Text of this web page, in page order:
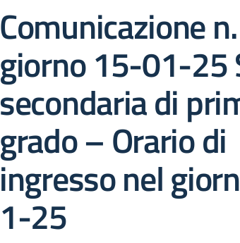
Comunicazione
giorno 15-01-25
secondaria di
grado – Orario di
ingresso nel
1-25